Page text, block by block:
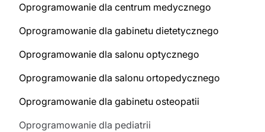
Oprogramowanie dla centrum medycznego
Oprogramowanie dla gabinetu dietetycznego
Oprogramowanie dla salonu optycznego
Oprogramowanie dla salonu ortopedycznego
Oprogramowanie dla gabinetu osteopatii
Oprogramowanie dla pediatrii